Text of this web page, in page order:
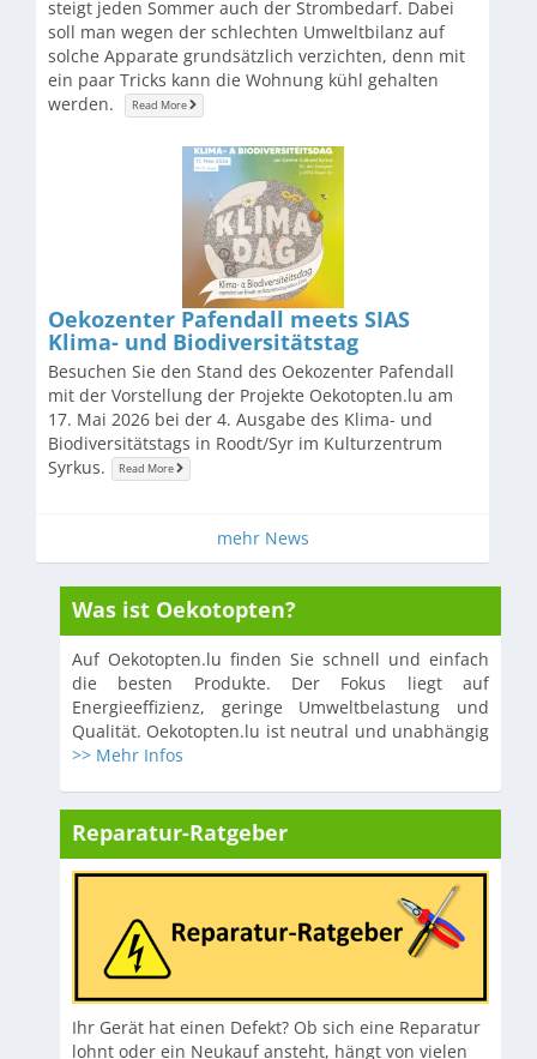
steigt jeden Sommer auch der Strombedarf. Dabei
soll man wegen der schlechten Umweltbilanz auf
solche Apparate grundsätzlich verzichten, denn mit
ein paar Tricks kann die Wohnung kühl gehalten
werden.
Read More
Oekozenter Pafendall meets SIAS
Klima- und Biodiversitätstag
Besuchen Sie den Stand des Oekozenter Pafendall
mit der Vorstellung der Projekte Oekotopten.lu am
17. Mai 2026 bei der 4. Ausgabe des Klima- und
Biodiversitätstags in Roodt/Syr im Kulturzentrum
Syrkus.
Read More
mehr News
Was ist Oekotopten?
Auf Oekotopten.lu finden Sie schnell und einfach
die besten Produkte. Der Fokus liegt auf
Energieeffizienz, geringe Umweltbelastung und
Qualität. Oekotopten.lu ist neutral und unabhängig
>> Mehr Infos
Reparatur-Ratgeber
Ihr Gerät hat einen Defekt? Ob sich eine Reparatur
lohnt oder ein Neukauf ansteht, hängt von vielen